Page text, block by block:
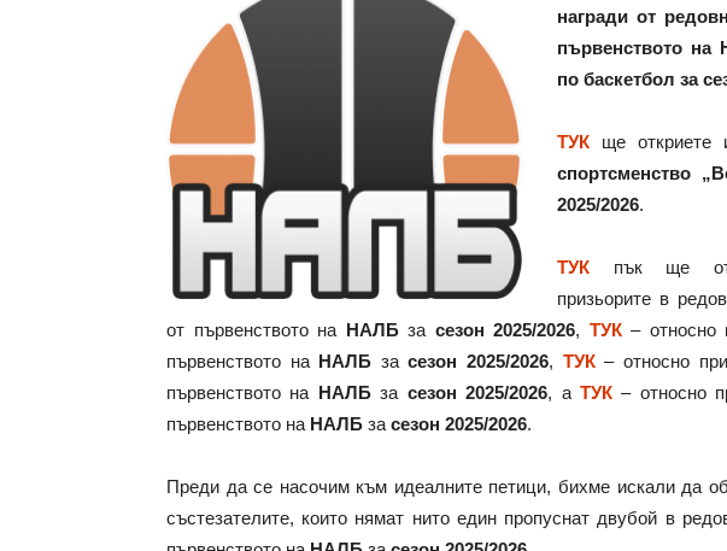
награди от
първенството на
по баскетбол за
ТУК ще откриете
спортсменство
2025/2026.
ТУК пък ще
призьорите в
от първенството на НАЛБза сезон 2025/2026, ТУК– относно
първенството на НАЛБ засезон 2025/2026, ТУК– относно
първенството на НАЛБза сезон 2025/2026, аТУК – относно
първенството на НАЛБ за сезон 2025/2026.
Преди да се насочим към идеалните петици, бихме искали да
състезателите, които нямат нито един пропуснат двубой в